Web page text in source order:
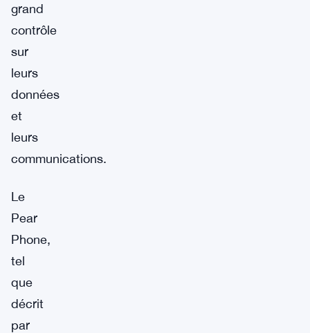
grand
contrôle
sur
leurs
données
et
leurs
communications.
Le
Pear
Phone,
tel
que
décrit
par